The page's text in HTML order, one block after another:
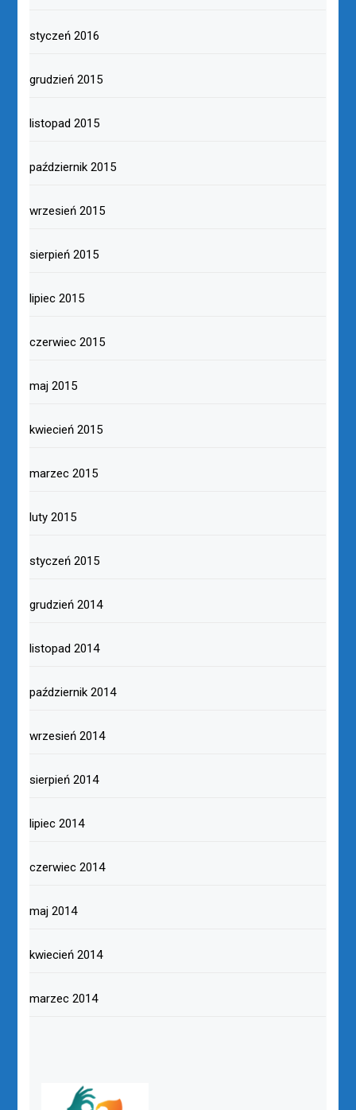
styczeń 2016
grudzień 2015
listopad 2015
październik 2015
wrzesień 2015
sierpień 2015
lipiec 2015
czerwiec 2015
maj 2015
kwiecień 2015
marzec 2015
luty 2015
styczeń 2015
grudzień 2014
listopad 2014
październik 2014
wrzesień 2014
sierpień 2014
lipiec 2014
czerwiec 2014
maj 2014
kwiecień 2014
marzec 2014